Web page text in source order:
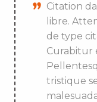
Citation
libre.
de type
Curabitur
tristique